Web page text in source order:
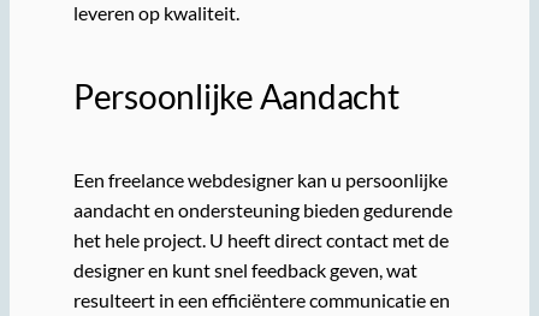
leveren op kwaliteit.
Persoonlijke Aandacht
Een freelance webdesigner kan u persoonlijke
aandacht en ondersteuning bieden gedurende
het hele project. U heeft direct contact met de
designer en kunt snel feedback geven, wat
resulteert in een efficiëntere communicatie en